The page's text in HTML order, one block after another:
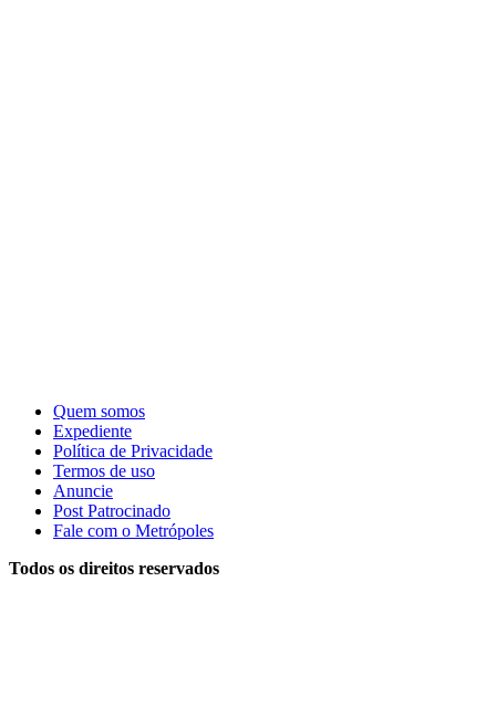
Quem somos
Expediente
Política de Privacidade
Termos de uso
Anuncie
Post Patrocinado
Fale com o Metrópoles
Todos os direitos reservados